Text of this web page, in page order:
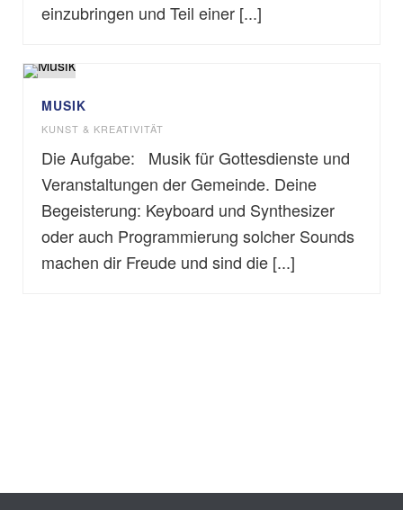
einzubringen und Teil einer [...]
MUSIK
KUNST & KREATIVITÄT
Die Aufgabe: Musik für Gottesdienste und
Veranstaltungen der Gemeinde. Deine
Begeisterung: Keyboard und Synthesizer
oder auch Programmierung solcher Sounds
machen dir Freude und sind die [...]